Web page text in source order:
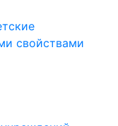
свойствами